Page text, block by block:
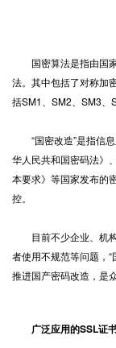
国密算法是指由国家
法。其中包括了对称加
括SM1、SM2、SM3、
“国密改造”是指信息
华人民共和国密码法》
本要求》等国家发布的
控。
目前不少企业、机构
者使用不规范等问题，
推进国产密码改造，是
广泛应用的SSL证